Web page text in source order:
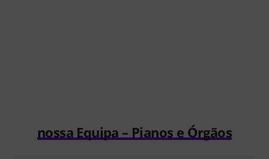
nossa Equipa – Pianos e Órgãos